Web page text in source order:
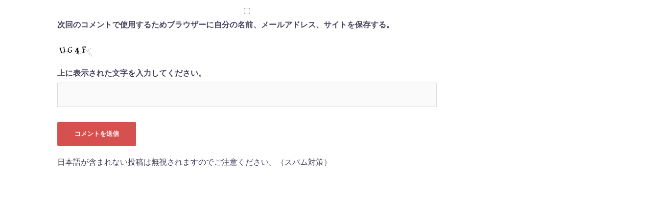
次回のコメントで使用するためブラウザーに自分の名前、メールアドレス、サイトを保存する。
上に表示された文字を入力してください。
日本語が含まれない投稿は無視されますのでご注意ください。（スパム対策）